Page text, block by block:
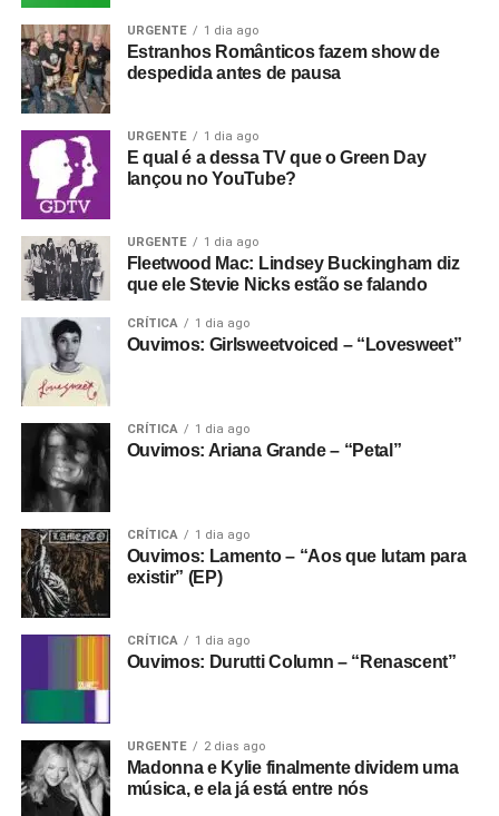
URGENTE 1 dia ago
Estranhos Românticos fazem show de
despedida antes de pausa
URGENTE 1 dia ago
E qual é a dessa TV que o Green Day
lançou no YouTube?
URGENTE 1 dia ago
Fleetwood Mac: Lindsey Buckingham diz
que ele Stevie Nicks estão se falando
CRÍTICA 1 dia ago
Ouvimos: Girlsweetvoiced – “Lovesweet”
CRÍTICA 1 dia ago
Ouvimos: Ariana Grande – “Petal”
CRÍTICA 1 dia ago
Ouvimos: Lamento – “Aos que lutam para
existir” (EP)
CRÍTICA 1 dia ago
Ouvimos: Durutti Column – “Renascent”
URGENTE 2 dias ago
Madonna e Kylie finalmente dividem uma
música, e ela já está entre nós